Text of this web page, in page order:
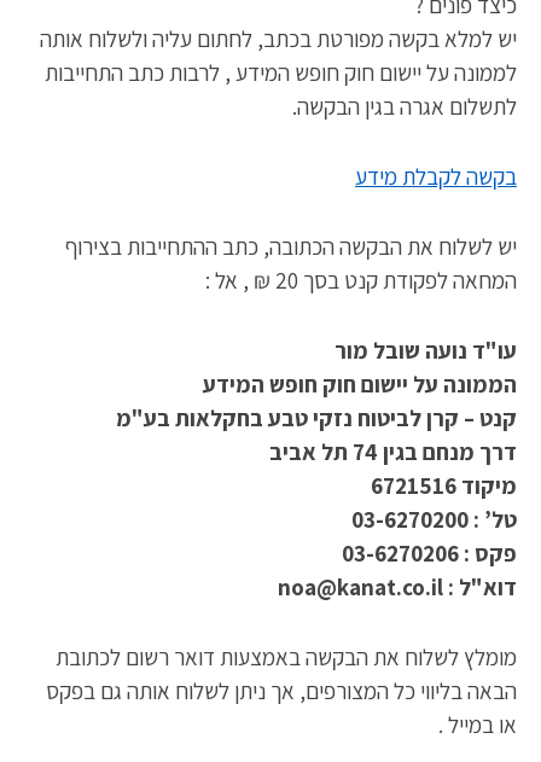
יש למלא בקשה מפורטת בכתב, לחתום עליה ולשלוח אותה
לממונה על יישום חוק חופש המידע , לרבות כתב התחייבות
לתשלום אגרה בגין הבקשה.
בקשה לקבלת מידע
יש לשלוח את הבקשה הכתובה, כתב ההתחייבות בצירוף
המחאה לפקודת קנט בסך 20 ₪ , אל :
עו"ד נועה שובל מור ‏‏
הממונה על יישום חוק חופש המידע
קנט – קרן לביטוח נזקי טבע בחקלאות בע"מ
דרך מנחם בגין 74 תל אביב
מיקוד 6721516
טל’ : 03-6270200
פקס : 03-6270206
דוא"ל : noa@kanat.co.il
מומלץ לשלוח את הבקשה באמצעות דואר רשום לכתובת
הבאה בליווי כל המצורפים, אך ניתן לשלוח אותה גם בפקס
או במייל .